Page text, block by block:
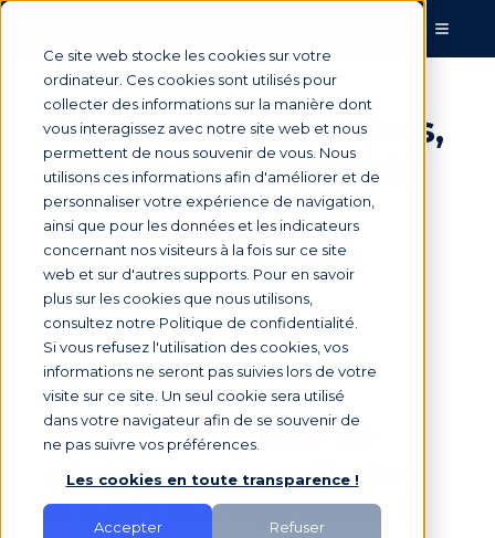
Ce site web stocke les cookies sur votre
ordinateur. Ces cookies sont utilisés pour
collecter des informations sur la manière dont
vous interagissez avec notre site web et nous
permettent de nous souvenir de vous. Nous
utilisons ces informations afin d'améliorer et de
personnaliser votre expérience de navigation,
ainsi que pour les données et les indicateurs
concernant nos visiteurs à la fois sur ce site
web et sur d'autres supports. Pour en savoir
plus sur les cookies que nous utilisons,
consultez notre Politique de confidentialité.
Si vous refusez l'utilisation des cookies, vos
informations ne seront pas suivies lors de votre
visite sur ce site. Un seul cookie sera utilisé
dans votre navigateur afin de se souvenir de
ne pas suivre vos préférences.
Les cookies en toute transparence !
Accepter Refuser
Directeurs Financiers,
prenez le pouvoir de
décision pour
optimiser le cash
management !
Par Marie Saunier le 10 oct. 2018, 01:00:00
Prenez le pouvoir de
décision pour optimiser
le cash management !